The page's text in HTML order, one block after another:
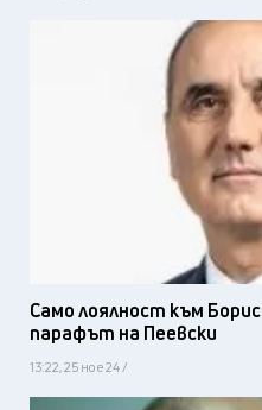
Само лоялност към
парафът на Пеевски
13:22, 25 ное 24 /